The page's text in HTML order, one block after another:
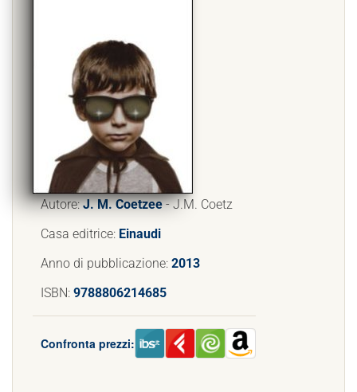
Autore:J. M. Coetzee- J.M. Coetz
Casa editrice: Einaudi
Anno di pubblicazione: 2013
ISBN: 9788806214685
Confronta prezzi: